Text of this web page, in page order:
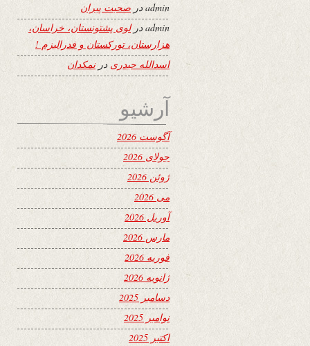
admin در صحبت پیران
adminدرلوی پشتونستان، خراسان،
هزارستان، تورکستان و فدرالیزم !
اسدالله حیدری درنمکدان
آرشیو
آگوست 2026
جولای 2026
ژوئن 2026
می 2026
آوریل 2026
مارس 2026
فوریه 2026
ژانویه 2026
دسامبر 2025
نوامبر 2025
اکتبر 2025